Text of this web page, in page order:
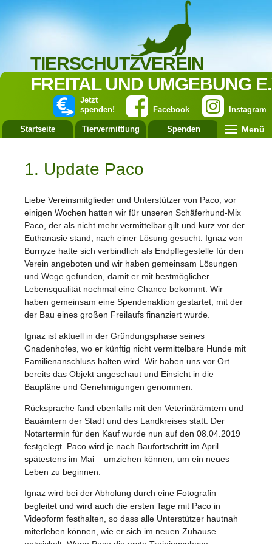
TIERSCHUTZVEREIN
FREITAL UND UMGEBUNG
Instagram
Facebook
Jetzt
spenden!
Startseite Tiervermittlung Spenden Menü
1. Update Paco
Liebe Vereinsmitglieder und Unterstützer von Paco, vor
einigen Wochen hatten wir für unseren Schäferhund-Mix
Paco, der als nicht mehr vermittelbar gilt und kurz vor der
Euthanasie stand, nach einer Lösung gesucht. Ignaz von
Burnyze hatte sich verbindlich als Endpflegestelle für den
Verein angeboten und wir haben gemeinsam Lösungen
und Wege gefunden, damit er mit bestmöglicher
Lebensqualität nochmal eine Chance bekommt. Wir
haben gemeinsam eine Spendenaktion gestartet, mit der
der Bau eines großen Freilaufs finanziert wurde.
Ignaz ist aktuell in der Gründungsphase seines
Gnadenhofes, wo er künftig nicht vermittelbare Hunde mit
Familienanschluss halten wird. Wir haben uns vor Ort
bereits das Objekt angeschaut und Einsicht in die
Baupläne und Genehmigungen genommen.
Rücksprache fand ebenfalls mit den Veterinärämtern und
Bauämtern der Stadt und des Landkreises statt. Der
Notartermin für den Kauf wurde nun auf den 08.04.2019
festgelegt. Paco wird je nach Baufortschritt im April –
spätestens im Mai – umziehen können, um ein neues
Leben zu beginnen.
Ignaz wird bei der Abholung durch eine Fotografin
begleitet und wird auch die ersten Tage mit Paco in
Videoform festhalten, so dass alle Unterstützer hautnah
miterleben können, wie er sich im neuen Zuhause